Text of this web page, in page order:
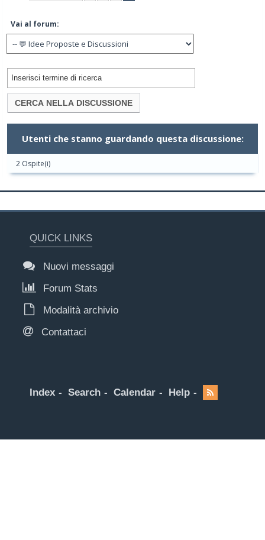
Vai al forum:
Utenti che stanno guardando questa discussione:
2 Ospite(i)
QUICK LINKS
Nuovi messaggi
Forum Stats
Modalità archivio
Contattaci
Index Search Calendar Help